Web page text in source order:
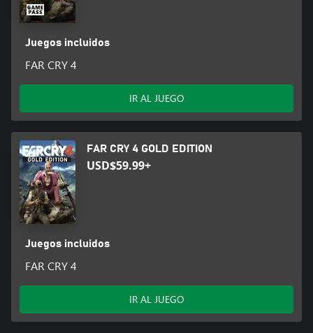
Juegos incluidos
FAR CRY 4
IR AL JUEGO
FAR CRY 4 GOLD EDITION
USD$59.99+
Juegos incluidos
FAR CRY 4
IR AL JUEGO